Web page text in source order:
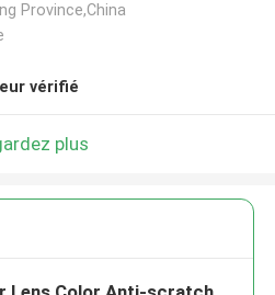
Province,China
vérifié
plus